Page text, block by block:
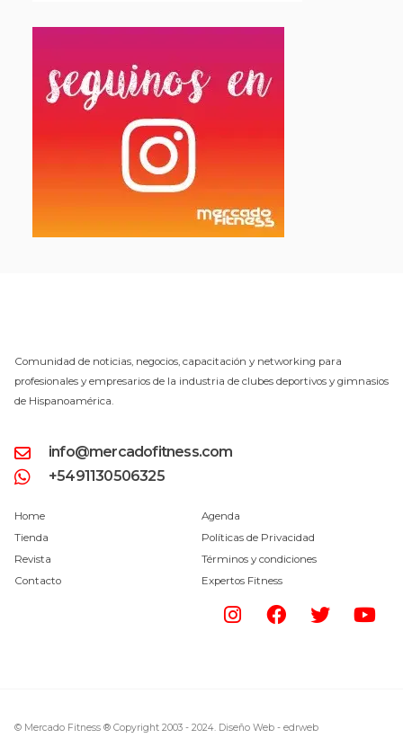
Comunidad de noticias, negocios, capacitación y networking para
profesionales y empresarios de la industria de clubes deportivos y gimnasios
de Hispanoamérica.
info@mercadofitness.com
+5491130506325
Home
Tienda
Revista
Contacto
Agenda
Políticas de Privacidad
Términos y condiciones
Expertos Fitness
© Mercado Fitness ® Copyright 2003 - 2024. Diseño Web - edrweb